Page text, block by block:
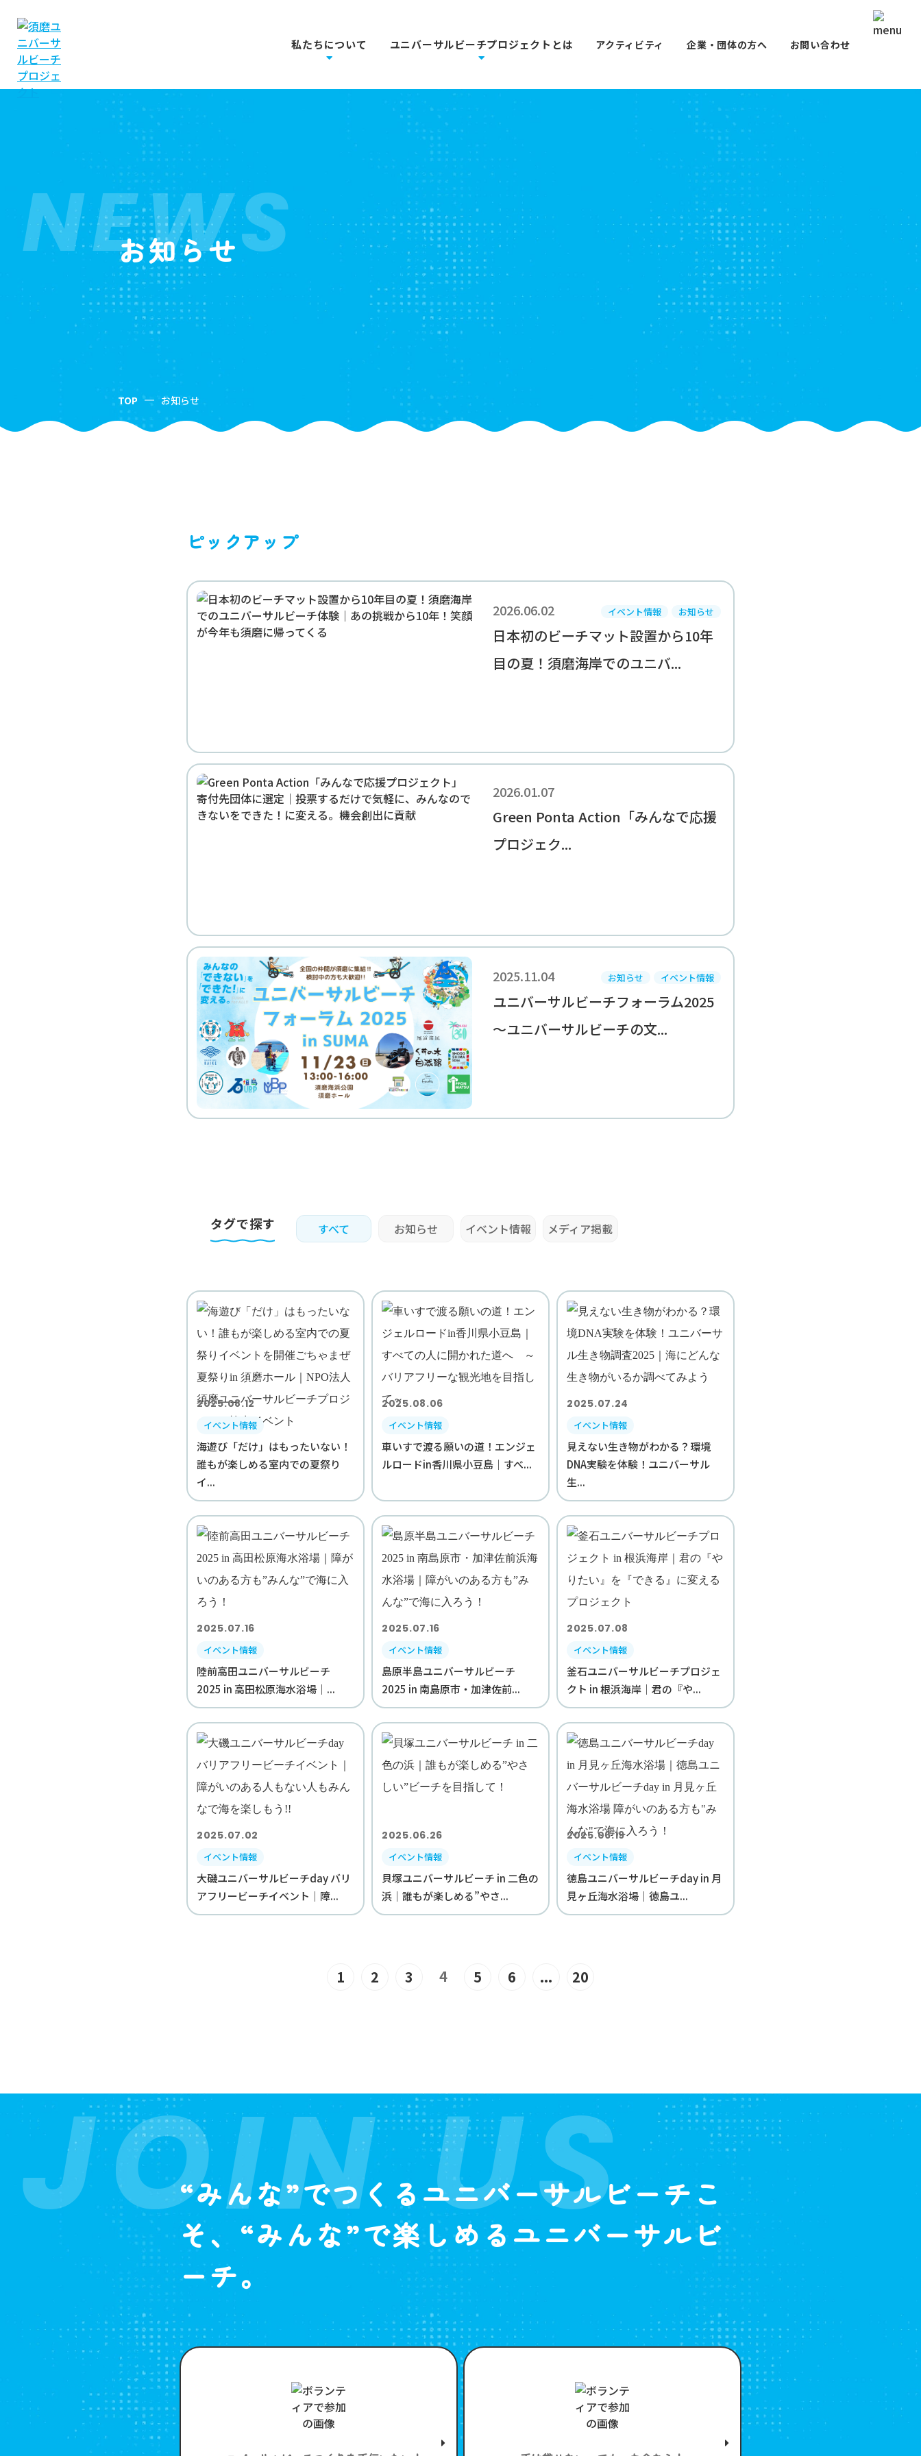
私たちについて ユニバーサルビーチプロジェクトとは アクティビティ 企業・団体の方へ お問い合わせ
お知らせ
NEWS
TOP お知らせ
ピックアップ
2026.06.02 イベント情報 お知らせ
日本初のビーチマット設置から10年
目の夏！須磨海岸でのユニバ...
2026.01.07
Green Ponta Action「みんなで応援
プロジェク...
2025.11.04 お知らせ イベント情報
ユニバーサルビーチフォーラム2025
～ユニバーサルビーチの文...
タグで探す すべて お知らせ イベント情報 メディア掲載
2025.08.12
イベント情報
海遊び「だけ」はもったいない！
誰もが楽しめる室内での夏祭り
イ...
2025.08.06
イベント情報
車いすで渡る願いの道！エンジェ
ルロードin香川県小豆島｜すべ...
2025.07.24
イベント情報
見えない生き物がわかる？環境
DNA実験を体験！ユニバーサル
生...
2025.07.16
イベント情報
陸前高田ユニバーサルビーチ
2025 in 高田松原海水浴場｜...
2025.07.16
イベント情報
島原半島ユニバーサルビーチ
2025 in 南島原市・加津佐前...
2025.07.08
イベント情報
釜石ユニバーサルビーチプロジェ
クト in 根浜海岸｜君の『や...
2025.07.02
イベント情報
大磯ユニバーサルビーチday バリ
アフリービーチイベント｜障...
2025.06.26
イベント情報
貝塚ユニバーサルビーチ in 二色の
浜｜誰もが楽しめる”やさ...
2025.06.19
イベント情報
徳島ユニバーサルビーチday in 月
見ヶ丘海水浴場｜徳島ユ...
1 2 3 4 5 6 ... 20
JOIN US
“みんな”でつくるユニバーサルビーチこ
そ、“みんな”で楽しめるユニバーサルビ
ーチ。